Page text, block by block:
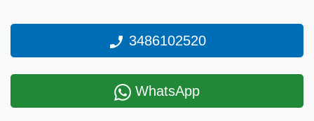
3486102520
WhatsApp